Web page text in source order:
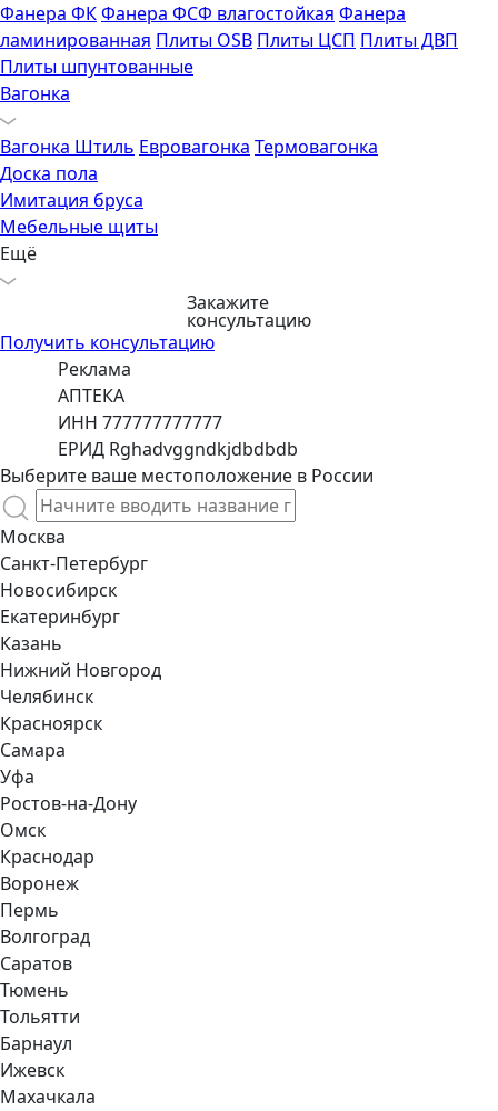
Фанера ФКФанера ФСФ влагостойкая Фанера
ламинированная Плиты OSB Плиты ЦСП Плиты ДВП
Плиты шпунтованные
Вагонка
Вагонка Штиль Евровагонка Термовагонка
Доска пола
Имитация бруса
Мебельные щиты
Ещё
Закажите
консультацию
Получить консультацию
Реклама
АПТЕКА
ИНН 777777777777
ЕРИД Rghadvggndkjdbdbdb
Выберите ваше местоположение в России
Москва
Санкт-Петербург
Новосибирск
Екатеринбург
Казань
Нижний Новгород
Челябинск
Красноярск
Самара
Уфа
Ростов-на-Дону
Омск
Краснодар
Воронеж
Пермь
Волгоград
Саратов
Тюмень
Тольятти
Барнаул
Ижевск
Махачкала